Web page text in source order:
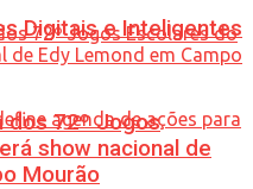
Digitais e Inteligentes
dos 72º Jogos
show nacional de
Mourão